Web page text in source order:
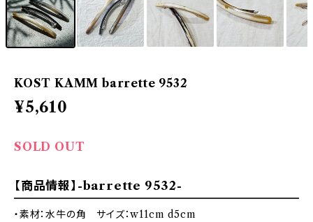
KOST KAMM barrette 9532
¥5,610
SOLD OUT
【商品情報】-barrette 9532-
・素材：水牛の角 サイズ：w11cm d5cm